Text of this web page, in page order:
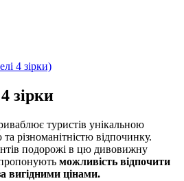
4 зірки)
4 зірки
туристів унікальною
різноманітністю відпочинку.
подорожі в цю дивовижну
можливість відпочити
вигідними цінами.